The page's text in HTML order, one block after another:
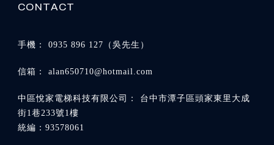
0935 896 127
alan650710@hotmail.com
台中市潭子區頭家東里大成
街1巷233號1樓